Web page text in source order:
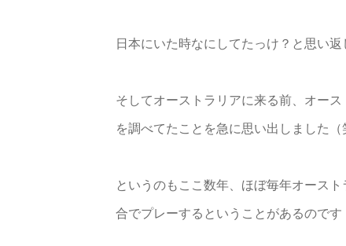
日本にいた時なにしてたっけ？と思い
そしてオーストラリアに来る前、オー
を調べてたことを急に思い出しました（
というのもここ数年、ほぼ毎年オース
合でプレーするということがあるのです